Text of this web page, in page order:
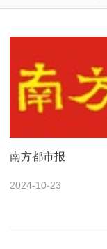
南方都市报
2024-10-23